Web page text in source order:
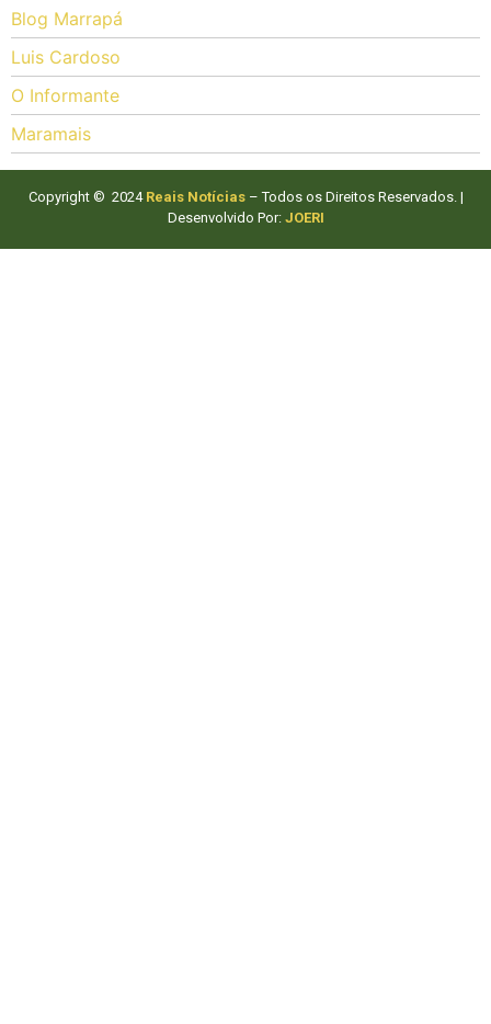
Blog Marrapá
Luis Cardoso
O Informante
Maramais
Copyright © 2024 Reais Notícias– Todos os Direitos Reservados. |
Desenvolvido Por: JOERI